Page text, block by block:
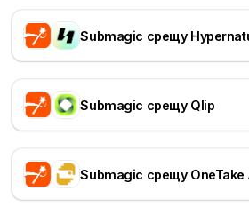
Submagic срещу
Submagic срещу Qlip
Submagic срещу OneTake